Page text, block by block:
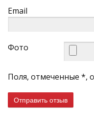
Email
Фото
Поля, отмеченные *,
Отправить отзыв